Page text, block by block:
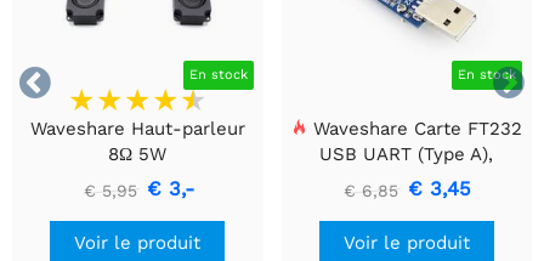

 En stock
Waveshare Haut-parleur
8Ω 5W
€ 5,95 € 3,-
Voir le produit
En stock
Waveshare Carte FT232
USB UART (Type A),
Module de communication
USB vers TTL (UART)
€ 6,85 € 3,45
Voir le produit